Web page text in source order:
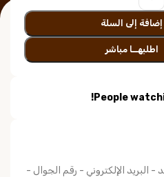
إضافة إلى السلة
اطلبهــا مباشر
People
- البريد الإلكتروني - رقم الجوال -